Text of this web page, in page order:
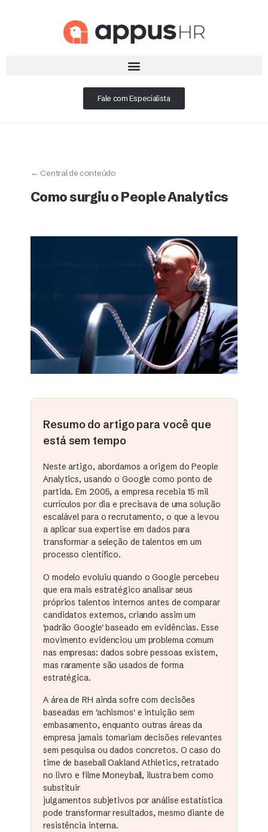
Fale com Especialista
← Central de conteúdo
Como surgiu o People Analytics
Resumo do artigo para você que
está sem tempo
Neste artigo, abordamos a origem do People
Analytics, usando o Google como ponto de
partida. Em 2005, a empresa recebia 15 mil
currículos por dia e precisava de uma solução
escalável para o recrutamento, o que a levou
a aplicar sua expertise em dados para
transformar a seleção de talentos em um
processo científico.
O modelo evoluiu quando o Google percebeu
que era mais estratégico analisar seus
próprios talentos internos antes de comparar
candidatos externos, criando assim um
'padrão Google' baseado em evidências. Esse
movimento evidenciou um problema comum
nas empresas: dados sobre pessoas existem,
mas raramente são usados de forma
estratégica.
A área de RH ainda sofre com decisões
baseadas em 'achismos' e intuição sem
embasamento, enquanto outras áreas da
empresa jamais tomariam decisões relevantes
sem pesquisa ou dados concretos. O caso do
time de baseball Oakland Athletics, retratado
no livro e filme Moneyball, ilustra bem como
substituir
julgamentos subjetivos por análise estatística
pode transformar resultados, mesmo diante de
resistência interna.